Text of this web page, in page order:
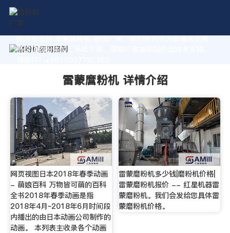
作为专业的 雷蒙麿粉机 制造厂家，我们致力于为您量身定制
高价值的粉体加工系统方案。获取厂家直销报价及技术支持，
雷蒙麿粉机 详情介绍
网页视图日本2018年春季动画
- 萌娘百科 万物皆可萌的百科
全书2018年春季动画是指
2018年4月~2018年6月时间段
内播出的由日本动画公司制作的
动画。 本列表主收录各个动画
雷蒙磨粉机多少钱|磨粉机价格|
雷蒙磨粉机报价 -- 红星机器雷
蒙磨粉机。我们会发给您具体雷
蒙磨粉机价格。